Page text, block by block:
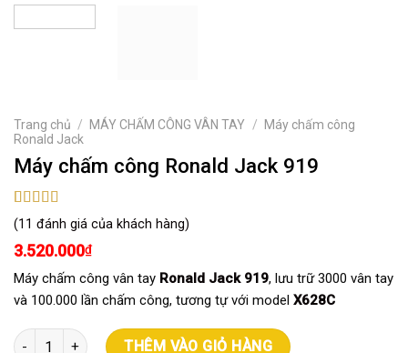
Trang chủ / MÁY CHẤM CÔNG VÂN TAY /
Máy chấm công
Ronald Jack
Máy chấm công Ronald Jack 919
5.00trên 5
dựa trên
11
đánh giá
(11 đánh giá của khách hàng)
3.520.000₫
Máy chấm công vân tay Ronald Jack 919, lưu trữ 3000 vân tay
và 100.000 lần chấm công, tương tự với model X628C
Máy chấm công Ronald Jack 919 số lượng
THÊM VÀO GIỎ HÀNG